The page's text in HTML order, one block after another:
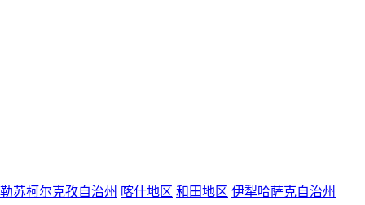
苏柯尔克孜自治州 喀什地区 和田地区 伊犁哈萨克自治州